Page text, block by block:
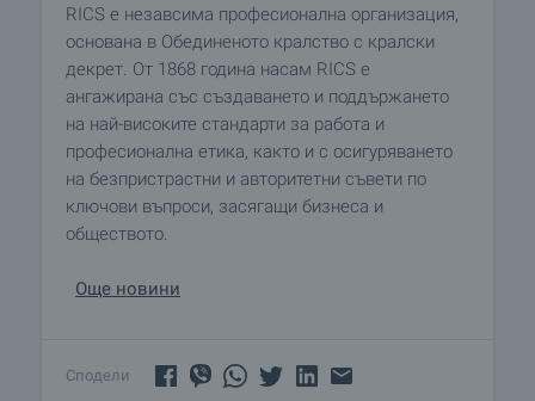
RICS е незавсима професионална организация,
основана в Обединеното кралство с кралски
декрет. От 1868 година насам RICS е
ангажирана със създаването и поддържането
на най-високите стандарти за работа и
професионална етика, както и с осигуряването
на безпристрастни и авторитетни съвети по
ключови въпроси, засягащи бизнеса и
обществото.
Още новини
Сподели